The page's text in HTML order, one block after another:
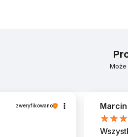
zweryfikowano Marcin